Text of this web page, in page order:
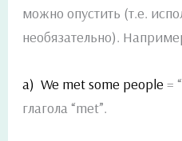
можно опустить (т.е.
необязательно).
a) We met some people =
глагола “met”.